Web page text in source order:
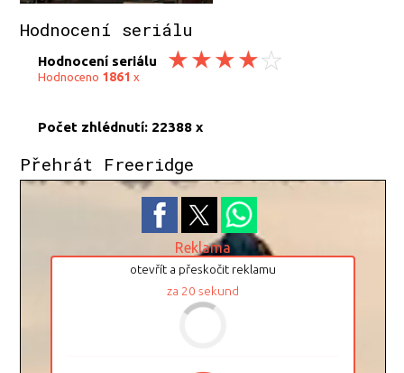
Hodnocení seriálu
Hodnocení seriálu
Hodnoceno 1861x
Počet zhlédnutí: 22388 x
Přehrát Freeridge
Reklama
otevřít a přeskočit reklamu
za 19 sekund